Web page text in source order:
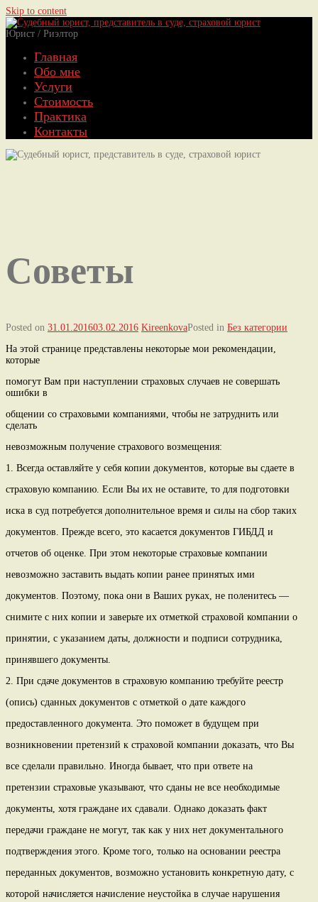
Skip to content
Юрист / Риэлтор
Главная
Обо мне
Услуги
Стоимость
Практика
Контакты
Советы
Posted on 31.01.201603.02.2016 KireenkovaPosted in Без категории
На этой странице представлены некоторые мои рекомендации,
которые
помогут Вам при наступлении страховых случаев не совершать
ошибки в
общении со страховыми компаниями, чтобы не затруднить или
сделать
невозможным получение страхового возмещения:
1. Всегда оставляйте у себя копии документов, которые вы сдаете в
страховую компанию. Если Вы их не оставите, то для подготовки
иска в суд потребуется дополнительное время и силы на сбор таких
документов. Прежде всего, это касается документов ГИБДД и
отчетов об оценке. При этом некоторые страховые компании
невозможно заставить выдать копии ранее принятых ими
документов. Поэтому, пока они в Ваших руках, не поленитесь —
снимите с них копии и заверьте их отметкой страховой компании о
принятии, с указанием даты, должности и подписи сотрудника,
принявшего документы.
2. При сдаче документов в страховую компанию требуйте реестр
(опись) сданных документов с отметкой о дате каждого
предоставленного документа. Это поможет в будущем при
возникновении претензий к страховой компании доказать, что Вы
все сделали правильно. Иногда бывает, что при ответе на
претензии страховые указывают, что сданы не все необходимые
документы, хотя граждане их сдавали. Однако доказать факт
передачи граждане не могут, так как у них нет документального
подтверждения этого. Кроме того, только на основании реестра
переданных документов, возможно установить конкретную дату, с
которой начисляется начисление неустойка в случае нарушения